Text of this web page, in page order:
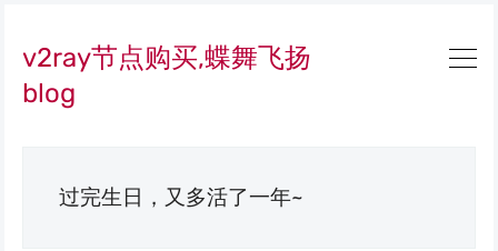
v2ray节点购买,蝶舞飞扬
blog
过完生日，又多活了一年~